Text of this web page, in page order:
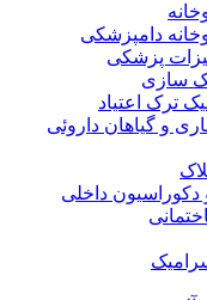
دامپزشکی
پزشکی
سازی
ترک اعتیاد
و گیاهان داروئی
داخلی